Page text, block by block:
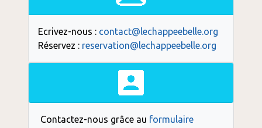
Ecrivez-nous : contact@lechappeebelle.org
Réservez : reservation@lechappeebelle.org
Contactez-nous grâce au formulaire